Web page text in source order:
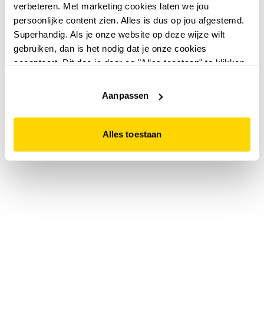
verbeteren. Met marketing cookies laten we jou
persoonlijke content zien. Alles is dus op jou afgestemd.
Superhandig. Als je onze website op deze wijze wilt
gebruiken, dan is het nodig dat je onze cookies
accepteert. Dit doe je door op "Alles toestaan" te klikken.
website niet optimaal functioneert.
Aanpassen
Alles toestaan